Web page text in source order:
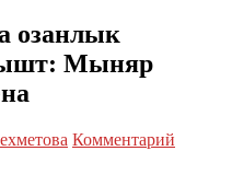
озанлык
Мыняр
Комментарий